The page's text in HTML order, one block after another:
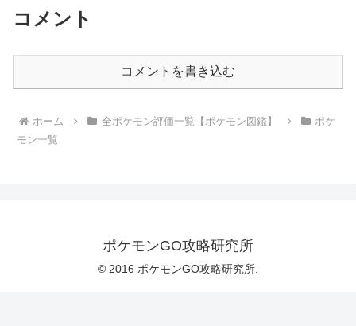
コメント
コメントを書き込む
ホーム 全ポケモン評価一覧【ポケモン図鑑】
ポケ
モン一覧
ポケモンGO攻略研究所
© 2016 ポケモンGO攻略研究所.